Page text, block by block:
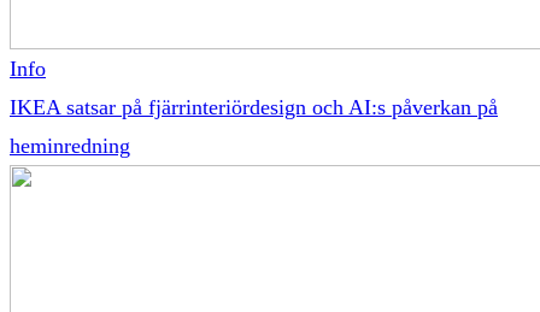
Info
IKEA satsar på fjärrinteriördesign och AI:s påverkan på
heminredning